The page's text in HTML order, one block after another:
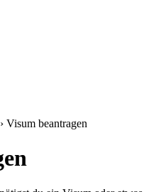
› Visum beantragen